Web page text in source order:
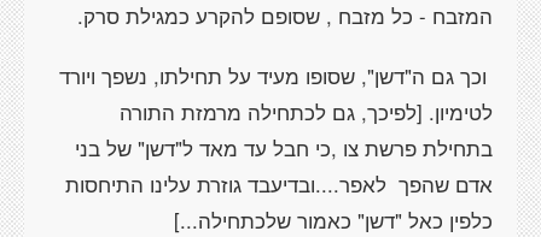
המזבח - כל מזבח , שסופם להקרע כמגילת סרק.
וכך גם ה"דשן", שסופו מעיד על תחילתו, נשפך ויורד
לטימיון. [לפיכך, גם לכתחילה מרמזת התורה
בתחילת פרשת צו ,כי חבל עד מאד ל"דשן" של בני
אדם שהפך לאפר....ובדיעבד גוזרת עלינו התיחסות
כלפין כאל "דשן" כאמור שלכתחילה...]